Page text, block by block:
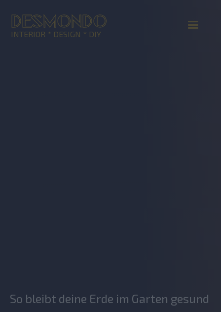
DESMONDO
INTERIOR * DESIGN * DIY
So bleibt deine Erde im Garten gesund